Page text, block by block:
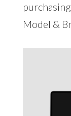
Model &